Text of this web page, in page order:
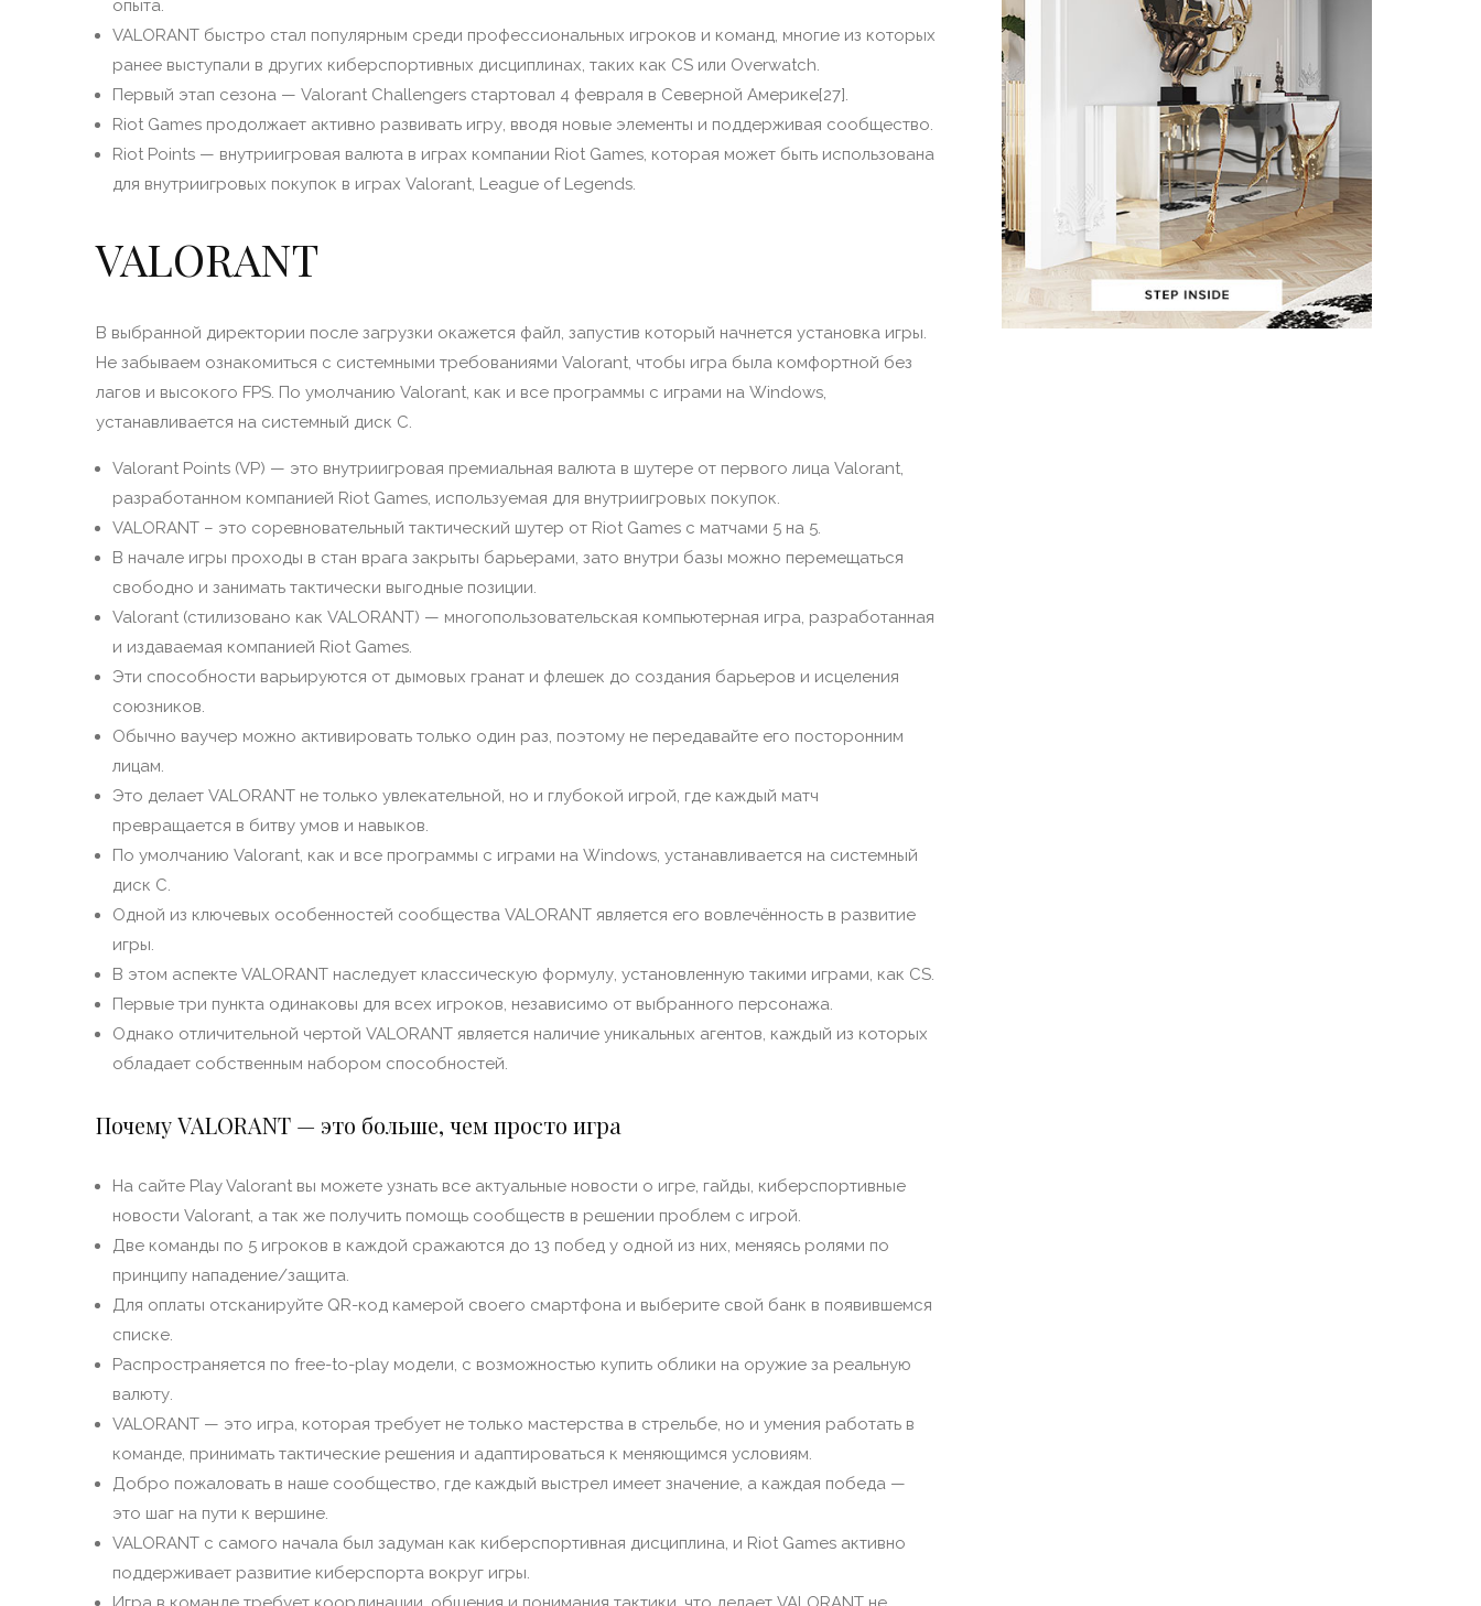
опыта.
VALORANT быстро стал популярным среди профессиональных игроков и команд, многие из которых
ранее выступали в других киберспортивных дисциплинах, таких как CS или Overwatch.
Первый этап сезона — Valorant Challengers стартовал 4 февраля в Северной Америке[27].
Riot Games продолжает активно развивать игру, вводя новые элементы и поддерживая сообщество.
Riot Points — внутриигровая валюта в играх компании Riot Games, которая может быть использована
для внутриигровых покупок в играх Valorant, League of Legends.
VALORANT
В выбранной директории после загрузки окажется файл, запустив который начнется установка игры.
Не забываем ознакомиться с системными требованиями Valorant, чтобы игра была комфортной без
лагов и высокого FPS. По умолчанию Valorant, как и все программы с играми на Windows,
устанавливается на системный диск C.
Valorant Points (VP) — это внутриигровая премиальная валюта в шутере от первого лица Valorant,
разработанном компанией Riot Games, используемая для внутриигровых покупок.
VALORANT – это соревновательный тактический шутер от Riot Games с матчами 5 на 5.
В начале игры проходы в стан врага закрыты барьерами, зато внутри базы можно перемещаться
свободно и занимать тактически выгодные позиции.
Valorant (стилизовано как VALORANT) — многопользовательская компьютерная игра, разработанная
и издаваемая компанией Riot Games.
Эти способности варьируются от дымовых гранат и флешек до создания барьеров и исцеления
союзников.
Обычно ваучер можно активировать только один раз, поэтому не передавайте его посторонним
лицам.
Это делает VALORANT не только увлекательной, но и глубокой игрой, где каждый матч
превращается в битву умов и навыков.
По умолчанию Valorant, как и все программы с играми на Windows, устанавливается на системный
диск C.
Одной из ключевых особенностей сообщества VALORANT является его вовлечённость в развитие
игры.
В этом аспекте VALORANT наследует классическую формулу, установленную такими играми, как CS.
Первые три пункта одинаковы для всех игроков, независимо от выбранного персонажа.
Однако отличительной чертой VALORANT является наличие уникальных агентов, каждый из которых
обладает собственным набором способностей.
Почему VALORANT — это больше, чем просто игра
На сайте Play Valorant вы можете узнать все актуальные новости о игре, гайды, киберспортивные
новости Valorant, а так же получить помощь сообществ в решении проблем с игрой.
Две команды по 5 игроков в каждой сражаются до 13 побед у одной из них, меняясь ролями по
принципу нападение/защита.
Для оплаты отсканируйте QR-код камерой своего смартфона и выберите свой банк в появившемся
списке.
Распространяется по free-to-play модели, с возможностью купить облики на оружие за реальную
валюту.
VALORANT — это игра, которая требует не только мастерства в стрельбе, но и умения работать в
команде, принимать тактические решения и адаптироваться к меняющимся условиям.
Добро пожаловать в наше сообщество, где каждый выстрел имеет значение, а каждая победа —
это шаг на пути к вершине.
VALORANT с самого начала был задуман как киберспортивная дисциплина, и Riot Games активно
поддерживает развитие киберспорта вокруг игры.